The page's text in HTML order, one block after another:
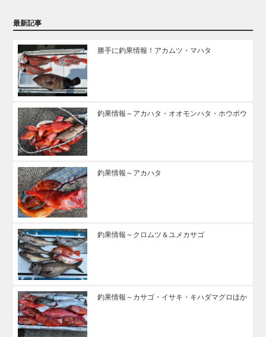
最新記事
勝手に釣果情報！アカムツ・マハタ
釣果情報～アカハタ・オオモンハタ・ホウボウ
釣果情報～アカハタ
釣果情報～クロムツ＆ユメカサゴ
釣果情報～カサゴ・イサキ・キハダマグロほか